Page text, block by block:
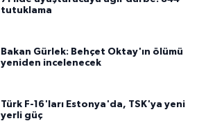
tutuklama
Bakan Gürlek: Behçet Oktay'ın ölümü
yeniden incelenecek
Türk F-16'ları Estonya'da, TSK'ya yeni
yerli güç